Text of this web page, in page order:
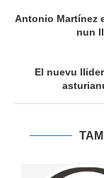
Antonio Martínez
nun
El nuevu llider